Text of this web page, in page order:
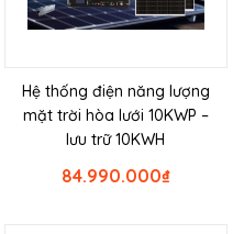
Hệ thống điện năng lượng
mặt trời hòa lưới 10KWP –
lưu trữ 10KWH
₫
84.990.000